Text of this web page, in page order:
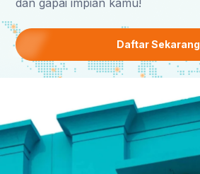
dan gapai impian kamu!
Daftar Sekarang